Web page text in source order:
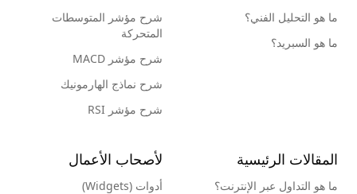
ما هو التحليل الفني؟
ما هو السبريد؟
شرح مؤشر المتوسطات
المتحركة
شرح مؤشر MACD
شرح نماذج الهارمونيك
شرح مؤشر RSI
المقالات الرئيسية
ما هو التداول عبر الإنترنت؟
لأصحاب الأعمال
أدوات (Widgets)